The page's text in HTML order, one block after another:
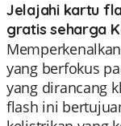
Jelajahi kartu
gratis seharga
yang berfokus
yang dirancang
flash ini